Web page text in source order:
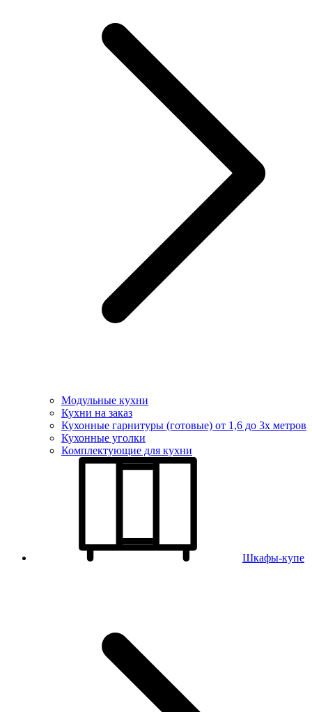
Модульные кухни
Кухни на заказ
Кухонные гарнитуры (готовые) от 1,6 до 3х метров
Кухонные уголки
Комплектующие для кухни
Шкафы-купе